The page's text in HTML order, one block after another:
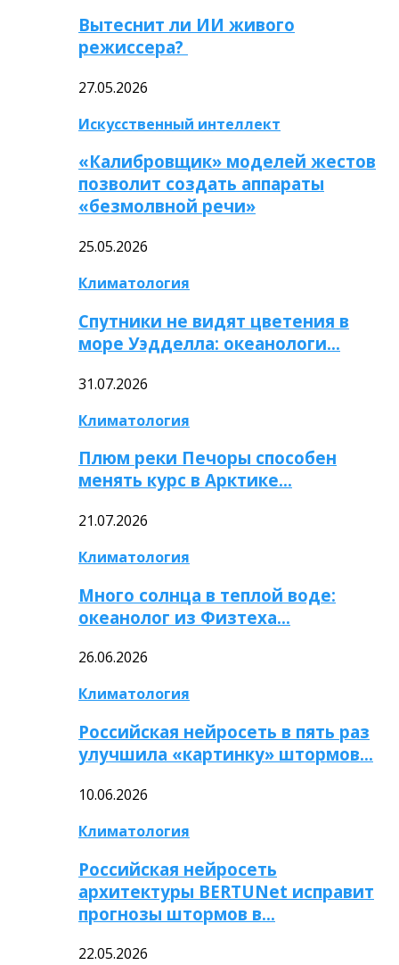
Вытеснит ли ИИ живого
режиссера?
27.05.2026
Искусственный интеллект
«Калибровщик» моделей жестов
позволит создать аппараты
«безмолвной речи»
25.05.2026
Климатология
Спутники не видят цветения в
море Уэдделла: океанологи…
31.07.2026
Климатология
Плюм реки Печоры способен
менять курс в Арктике…
21.07.2026
Климатология
Много солнца в теплой воде:
океанолог из Физтеха…
26.06.2026
Климатология
Российская нейросеть в пять раз
улучшила «картинку» штормов…
10.06.2026
Климатология
Российская нейросеть
архитектуры BERTUNet исправит
прогнозы штормов в…
22.05.2026